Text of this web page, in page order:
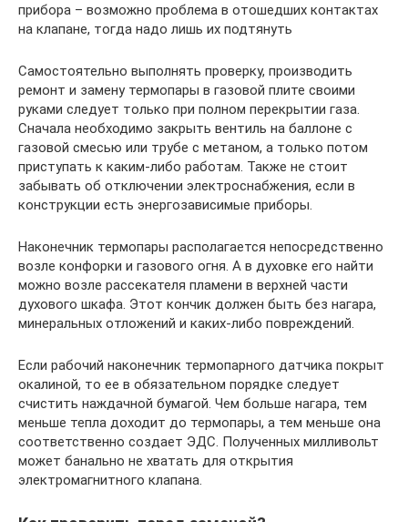
прибора – возможно проблема в отошедших контактах
на клапане, тогда надо лишь их подтянуть
Самостоятельно выполнять проверку, производить
ремонт и замену термопары в газовой плите своими
руками следует только при полном перекрытии газа.
Сначала необходимо закрыть вентиль на баллоне с
газовой смесью или трубе с метаном, а только потом
приступать к каким-либо работам. Также не стоит
забывать об отключении электроснабжения, если в
конструкции есть энергозависимые приборы.
Наконечник термопары располагается непосредственно
возле конфорки и газового огня. А в духовке его найти
можно возле рассекателя пламени в верхней части
духового шкафа. Этот кончик должен быть без нагара,
минеральных отложений и каких-либо повреждений.
Если рабочий наконечник термопарного датчика покрыт
окалиной, то ее в обязательном порядке следует
счистить наждачной бумагой. Чем больше нагара, тем
меньше тепла доходит до термопары, а тем меньше она
соответственно создает ЭДС. Полученных милливольт
может банально не хватать для открытия
электромагнитного клапана.